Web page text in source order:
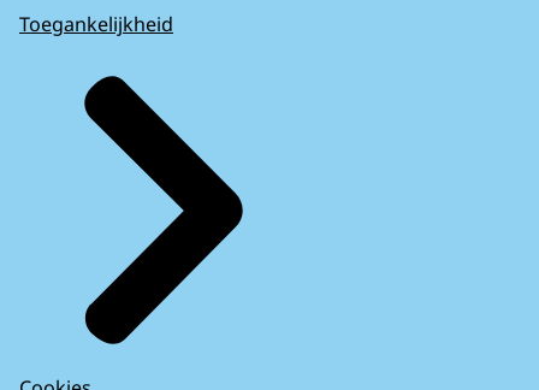
Toegankelijkheid